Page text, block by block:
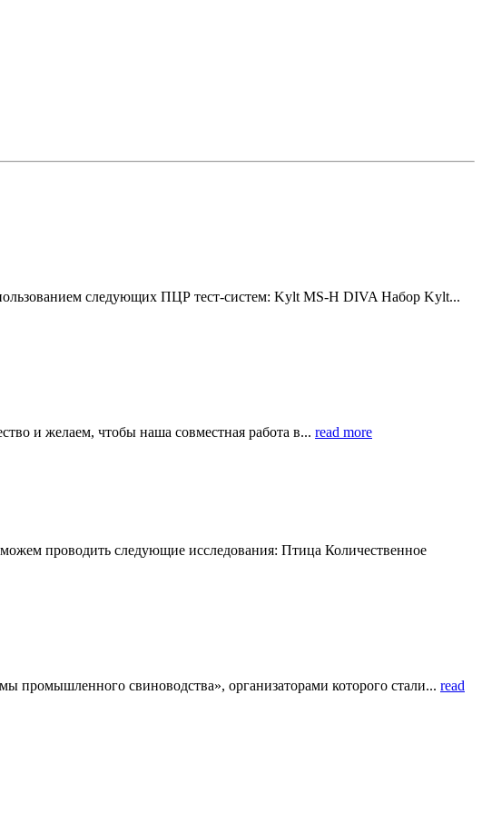
следующих ПЦР тест-систем: Kylt MS-H DIVA Набор Kylt...
и желаем, чтобы наша совместная работа в... read more
проводить следующие исследования: Птица Количественное
промышленного свиноводства», организаторами которого стали... read